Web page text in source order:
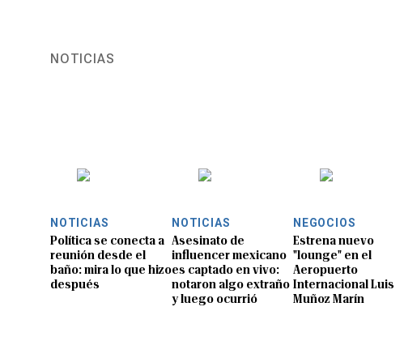
NOTICIAS
NOTICIAS
Política se conecta a
reunión desde el
baño: mira lo que hizo
después
NOTICIAS
Asesinato de
influencer mexicano
es captado en vivo:
notaron algo extraño
y luego ocurrió
NEGOCIOS
Estrena nuevo
"lounge" en el
Aeropuerto
Internacional Luis
Muñoz Marín